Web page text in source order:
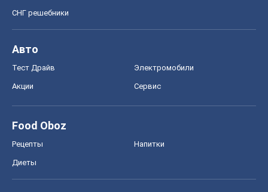
СНГ решебники
Авто
Тест Драйв Электромобили
Акции Сервис
Food Oboz
Рецепты Напитки
Диеты